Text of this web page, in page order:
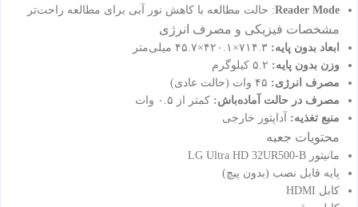
Reader Mode: حالت مطالعه با کاهش نور آبی برای مطالعه راحت‌تر
مشخصات فیزیکی و مصرف انرژی
ابعاد بدون پایه:
وزن بدون پایه:
مصرف انرژی:
مصرف در حالت آماده‌باش: کمتر از ۰.۵ وات
منبع تغذیه: آداپتور خارجی
محتویات جعبه
مانیتور LG Ultra HD 32UR500-B
پایه قابل نصب (بدون پیچ)
کابل HDMI